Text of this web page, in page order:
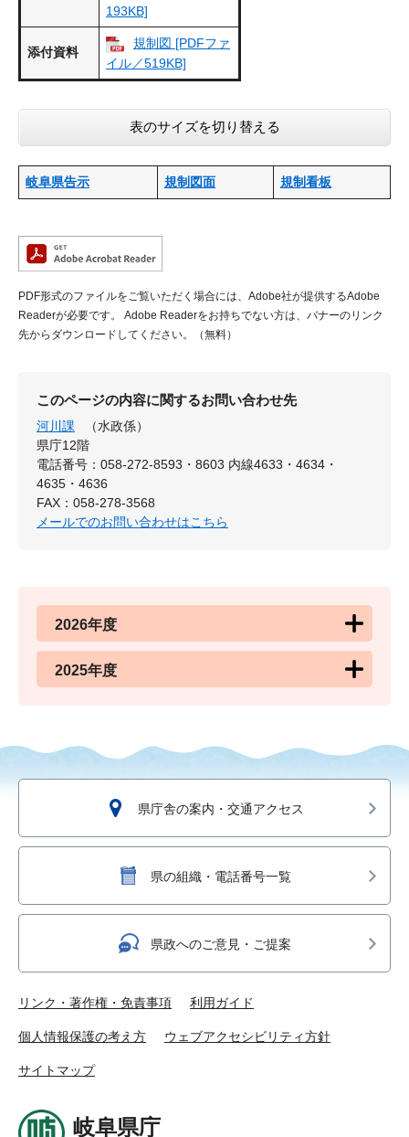
193KB]
添付資料
規制図 [PDFファ
イル／519KB]
表のサイズを切り替える
岐阜県告示 規制図面 規制看板
PDF形式のファイルをご覧いただく場合には、Adobe社が提供するAdobe
Readerが必要です。
Adobe Readerをお持ちでない方は、バナーのリンク
先からダウンロードしてください。（無料）
このページの内容に関するお問い合わせ先
河川課
（水政係）
県庁12階
電話番号：058-272-8593・8603 内線4633・4634・
4635・4636
FAX：058-278-3568
メールでのお問い合わせはこちら
2026年度
2025年度
県庁舎の案内・交通アクセス
県の組織・電話番号一覧
県政へのご意見・ご提案
リンク・著作権・免責事項 利用ガイド
個人情報保護の考え方 ウェブアクセシビリティ方針
サイトマップ
岐阜県庁